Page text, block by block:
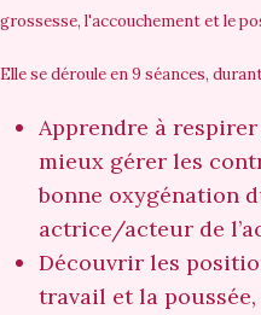
grossesse, l'accouchement et le
Elle se déroule en 9 séances,
Apprendre à respirer
mieux gérer les
bonne oxygénation
actrice/acteur de
Découvrir les
travail et la